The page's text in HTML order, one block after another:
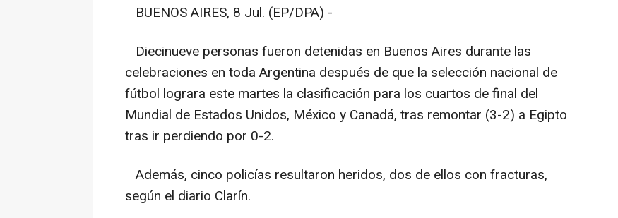
BUENOS AIRES, 8 Jul. (EP/DPA) -
Diecinueve personas fueron detenidas en Buenos Aires durante las
celebraciones en toda Argentina después de que la selección nacional de
fútbol lograra este martes la clasificación para los cuartos de final del
Mundial de Estados Unidos, México y Canadá, tras remontar (3-2) a Egipto
tras ir perdiendo por 0-2.
Además, cinco policías resultaron heridos, dos de ellos con fracturas,
según el diario Clarín.